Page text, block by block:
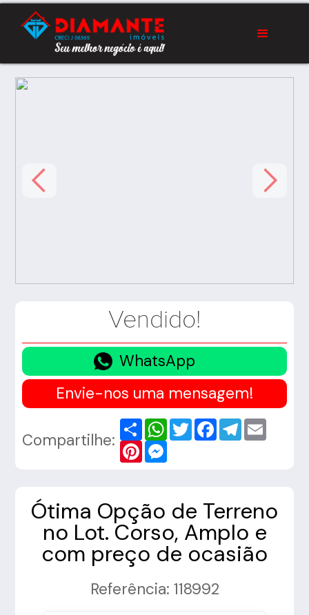
Vendido!
WhatsApp
Envie-nos uma mensagem!
Compartilhe:
Share WhatsApp
TwitterFacebookTelegram
Pinterest
Ótima Opção de Terreno
no Lot. Corso, Amplo e
com preço de ocasião
Referência: 118992